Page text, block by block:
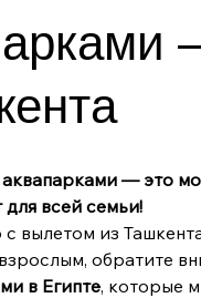
— это
всей семьи!
вылетом из
обратите
в Египте, которые